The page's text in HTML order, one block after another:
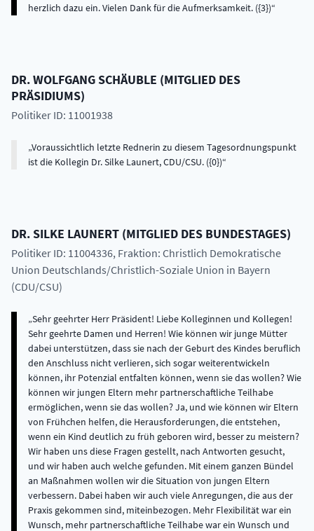
herzlich dazu ein. Vielen Dank für die Aufmerksamkeit. ({3})
DR.WOLFGANGSCHÄUBLE (MITGLIED DES
PRÄSIDIUMS)
Politiker ID: 11001938
Voraussichtlich letzte Rednerin zu diesem Tagesordnungspunkt
ist die Kollegin Dr. Silke Launert, CDU/CSU. ({0})
DR.SILKE LAUNERT (MITGLIED DES BUNDESTAGES)
Politiker ID: 11004336, Fraktion: Christlich Demokratische
Union Deutschlands/Christlich-Soziale Union in Bayern
(CDU/CSU)
Sehr geehrter Herr Präsident! Liebe Kolleginnen und Kollegen!
Sehr geehrte Damen und Herren! Wie können wir junge Mütter
dabei unterstützen, dass sie nach der Geburt des Kindes beruflich
den Anschluss nicht verlieren, sich sogar weiterentwickeln
können, ihr Potenzial entfalten können, wenn sie das wollen? Wie
können wir jungen Eltern mehr partnerschaftliche Teilhabe
ermöglichen, wenn sie das wollen? Ja, und wie können wir Eltern
von Frühchen helfen, die Herausforderungen, die entstehen,
wenn ein Kind deutlich zu früh geboren wird, besser zu meistern?
Wir haben uns diese Fragen gestellt, nach Antworten gesucht,
und wir haben auch welche gefunden. Mit einem ganzen Bündel
an Maßnahmen wollen wir die Situation von jungen Eltern
verbessern. Dabei haben wir auch viele Anregungen, die aus der
Praxis gekommen sind, miteinbezogen. Mehr Flexibilität war ein
Wunsch, mehr partnerschaftliche Teilhabe war ein Wunsch und